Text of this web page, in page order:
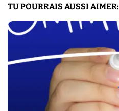
TU POURRAIS AUSSI AIMER: